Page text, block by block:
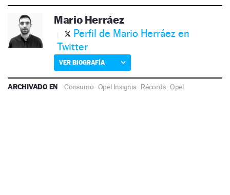
Mario Herráez
Perfil de Mario Herráez en
Twitter
VER BIOGRAFÍA
ARCHIVADO EN Consumo ·Opel Insignia·Récords·Opel